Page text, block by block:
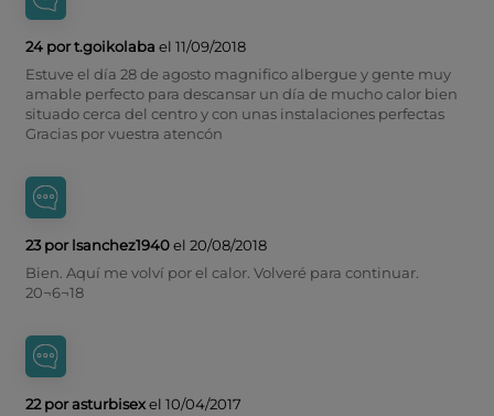
24 por t.goikolaba el 11/09/2018
Estuve el día 28 de agosto magnifico albergue y gente muy
amable perfecto para descansar un día de mucho calor bien
situado cerca del centro y con unas instalaciones perfectas
Gracias por vuestra atencón
23 por lsanchez1940el 20/08/2018
Bien. Aquí me volví por el calor. Volveré para continuar.
20¬6¬18
22 por asturbisexel 10/04/2017